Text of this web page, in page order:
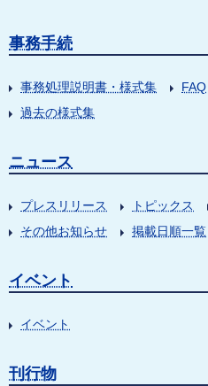
事務手続
事務処理説明書・様式集 FAQ
過去の様式集
ニュース
プレスリリース トピックス
その他お知らせ
掲載日順一覧
イベント
イベント
刊行物